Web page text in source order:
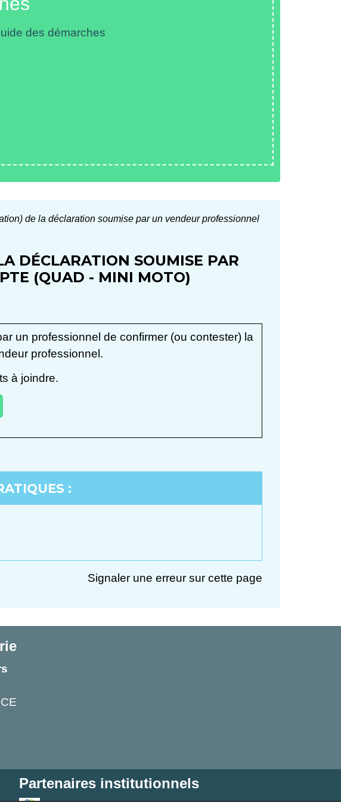
des démarches
de la déclaration soumise par un vendeur professionnel
DÉCLARATION SOUMISE PAR
(QUAD - MINI MOTO)
un professionnel de confirmer (ou contester) la
professionnel.
à joindre.
:
Signaler une erreur sur cette page
Partenaires institutionnels